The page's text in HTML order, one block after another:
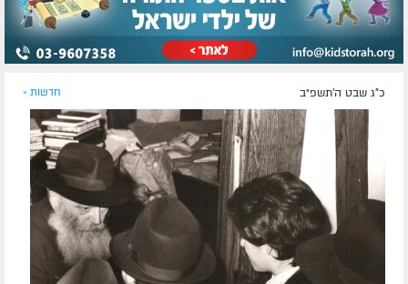
כ"ג שבט ה׳תשפ״ב חדשות »